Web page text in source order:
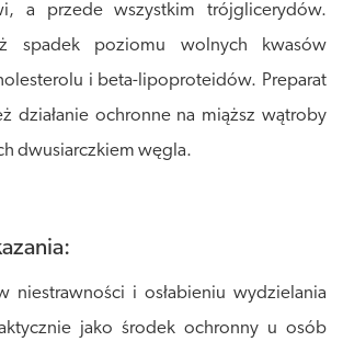
a przede wszystkim trójglicerydów.
spadek poziomu wolnych kwasów
i beta-lipoproteidów. Preparat
działanie ochronne na miąższ wątroby
dwusiarczkiem węgla.
niestrawności i osłabieniu wydzielania
jako środek ochronny u osób